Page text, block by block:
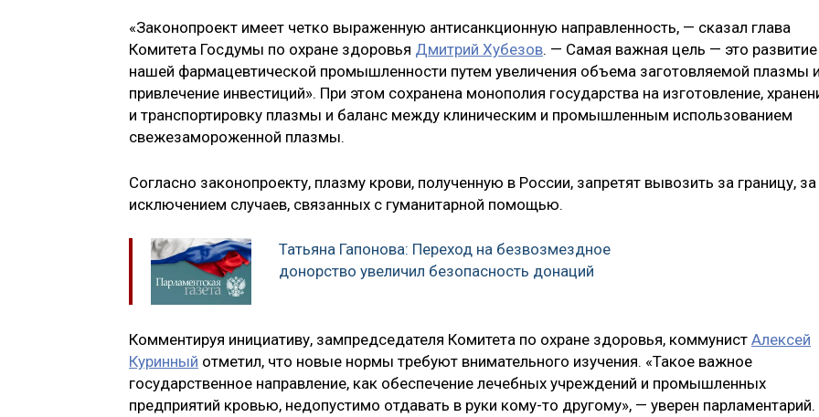
«Законопроект имеет четко выраженную антисанкционную направленность, — сказал глава
Комитета Госдумы по охране здоровья Дмитрий Хубезов. — Самая важная цель — это развитие
нашей фармацевтической промышленности путем увеличения объема заготовляемой плазмы
привлечение инвестиций». При этом сохранена монополия государства на изготовление,
и транспортировку плазмы и баланс между клиническим и промышленным использованием
свежезамороженной плазмы.
Согласно законопроекту, плазму крови, полученную в России, запретят вывозить за границу, за
исключением случаев, связанных с гуманитарной помощью.
Татьяна Гапонова: Переход на безвозмездное
донорство увеличил безопасность донаций
Комментируя инициативу, зампредседателя Комитета по охране здоровья, коммунист Алексей
Куринный отметил, что новые нормы требуют внимательного изучения. «Такое важное
государственное направление, как обеспечение лечебных учреждений и промышленных
предприятий кровью, недопустимо отдавать в руки кому-то другому», — уверен парламентарий.